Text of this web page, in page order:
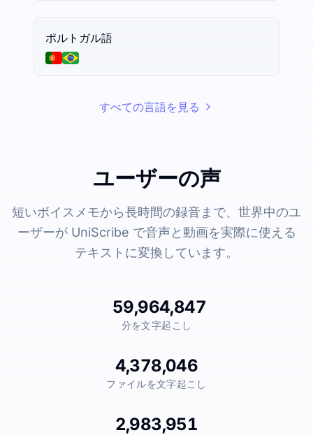
ポルトガル語
すべての言語を見る
ユーザーの声
短いボイスメモから長時間の録音まで、世界中のユ
ーザーが UniScribe で音声と動画を実際に使える
テキストに変換しています。
59,964,847
分を文字起こし
4,378,046
ファイルを文字起こし
2,983,951